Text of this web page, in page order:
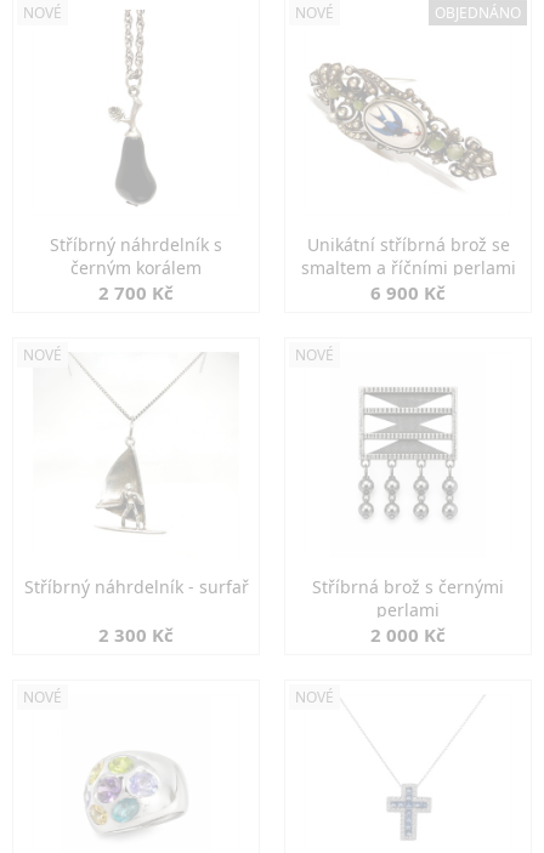
NOVÉ
Stříbrný náhrdelník s
černým korálem
2 700 Kč
NOVÉ OBJEDNÁNO
Unikátní stříbrná brož se
smaltem a říčními perlami
6 900 Kč
NOVÉ
Stříbrný náhrdelník - surfař
2 300 Kč
NOVÉ
Stříbrná brož s černými
perlami
2 000 Kč
NOVÉ NOVÉ